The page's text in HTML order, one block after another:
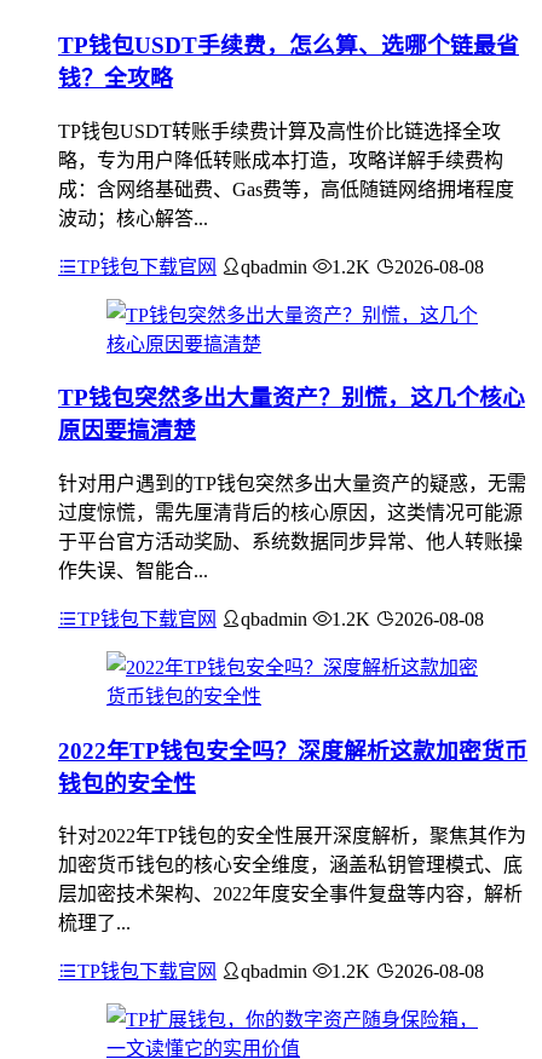
TP钱包USDT手续费，怎么算、选哪个链最省
钱？全攻略
TP钱包USDT转账手续费计算及高性价比链选择全攻
略，专为用户降低转账成本打造，攻略详解手续费构
成：含网络基础费、Gas费等，高低随链网络拥堵程度
波动；核心解答...
TP钱包下载官网 qbadmin 1.2K 2026-08-08
TP钱包突然多出大量资产？别慌，这几个核心
原因要搞清楚
针对用户遇到的TP钱包突然多出大量资产的疑惑，无需
过度惊慌，需先厘清背后的核心原因，这类情况可能源
于平台官方活动奖励、系统数据同步异常、他人转账操
作失误、智能合...
TP钱包下载官网 qbadmin 1.2K 2026-08-08
2022年TP钱包安全吗？深度解析这款加密货币
钱包的安全性
针对2022年TP钱包的安全性展开深度解析，聚焦其作为
加密货币钱包的核心安全维度，涵盖私钥管理模式、底
层加密技术架构、2022年度安全事件复盘等内容，解析
梳理了...
TP钱包下载官网 qbadmin 1.2K 2026-08-08